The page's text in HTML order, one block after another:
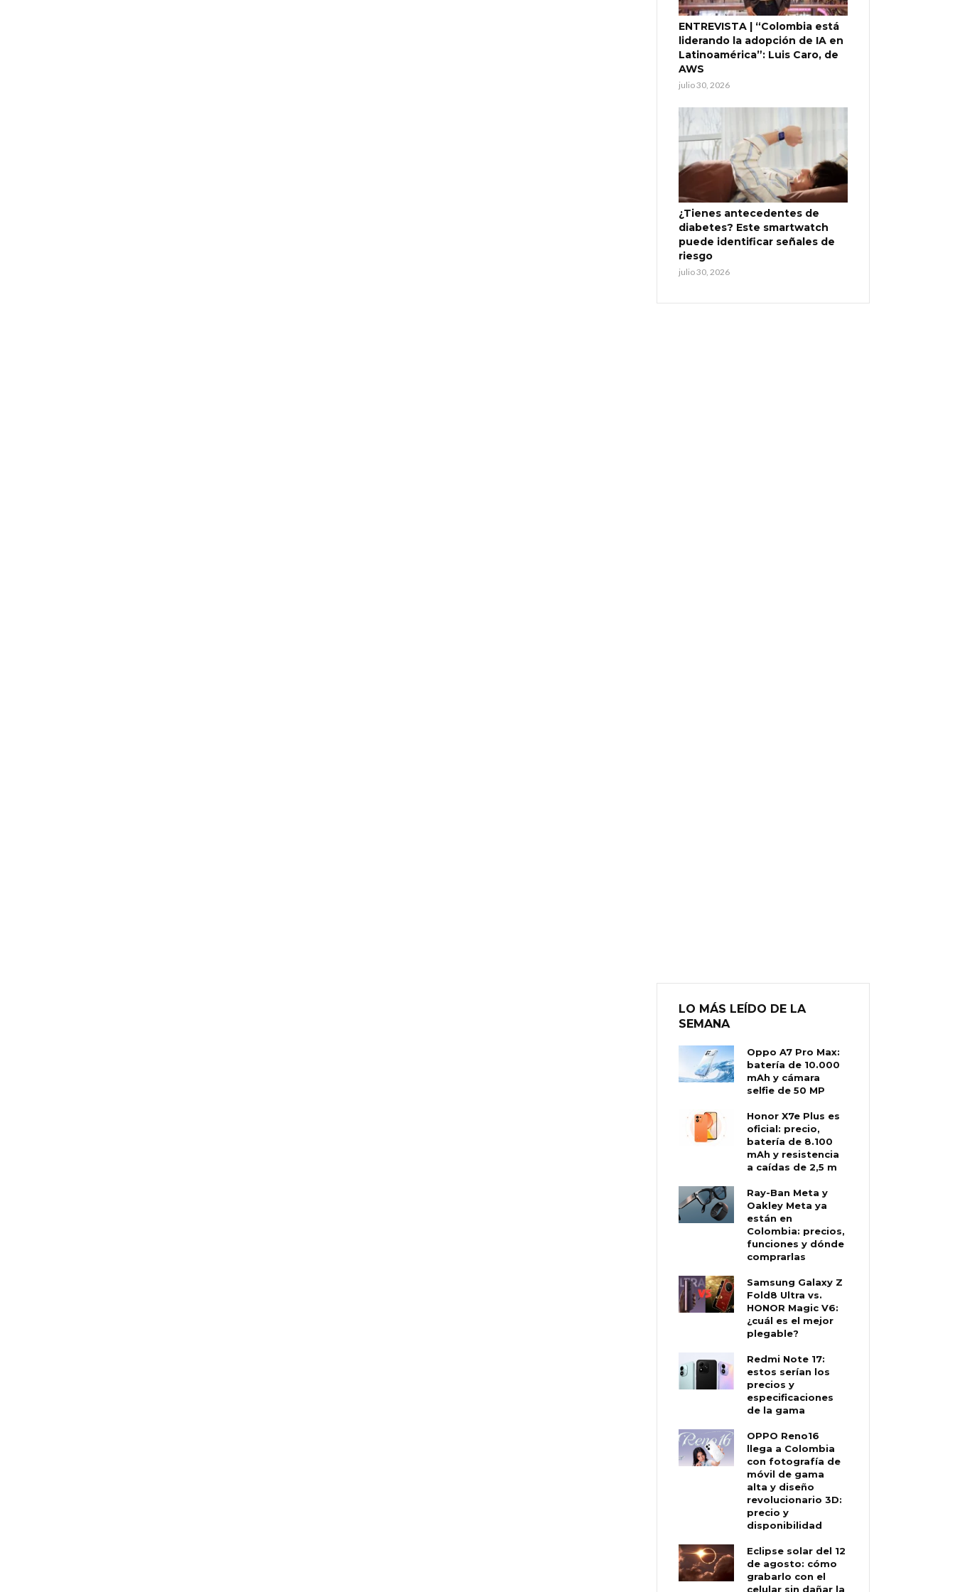
ENTREVISTA | “Colombia está
liderando la adopción de IA en
Latinoamérica”: Luis Caro, de
AWS
julio 30, 2026
¿Tienes antecedentes de
diabetes? Este smartwatch
puede identificar señales de
riesgo
julio 30, 2026
LO MÁS LEÍDO DE LA
SEMANA
Oppo A7 Pro Max:
batería de 10.000
mAh y cámara
selfie de 50 MP
Honor X7e Plus es
oficial: precio,
batería de 8.100
mAh y resistencia
a caídas de 2,5 m
Ray-Ban Meta y
Oakley Meta ya
están en
Colombia: precios,
funciones y dónde
comprarlas
Samsung Galaxy Z
Fold8 Ultra vs.
HONOR Magic V6:
¿cuál es el mejor
plegable?
Redmi Note 17:
estos serían los
precios y
especificaciones
de la gama
OPPO Reno16
llega a Colombia
con fotografía de
móvil de gama
alta y diseño
revolucionario 3D:
precio y
disponibilidad
Eclipse solar del 12
de agosto: cómo
grabarlo con el
celular sin dañar la